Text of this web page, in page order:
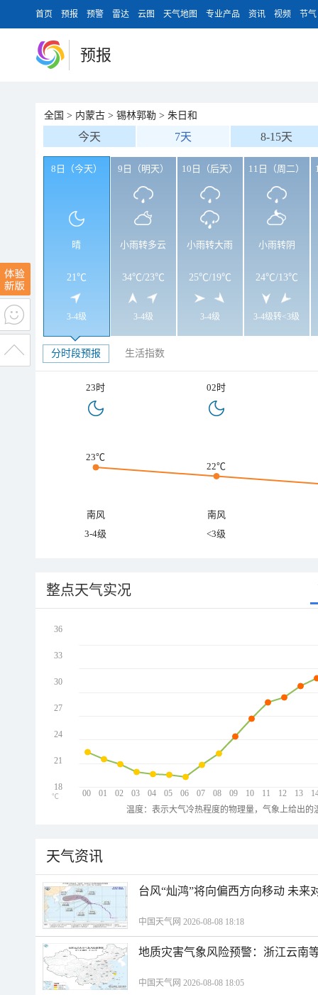
首页 预报 预警 雷达 云图 天气地图 专业产品 资讯 视频 节气
预报
全国 > 内蒙古 > 锡林郭勒 > 朱日和
今天 7天 8-15天
8日（今天）
晴
21℃
3-4级
9日（明天）
小雨转多云
34℃/23℃
3-4级
10日（后天）
小雨转大雨
25℃/19℃
3-4级
11日（周二）
小雨转阴
24℃/13℃
3-4级转<3级
分时段预报 生活指数
23时 02时
23℃
22℃
南风
南风
3-4级
<3级
整点天气实况
00 01 02 03 04 05 06 07 08 09 10 11 12 13
36
33
30
27
24
21
18
℃
温度：表示大气冷热程度的物理量，气象上给出
天气资讯
台风“灿鸿”将向偏西方向移动 未来
中国天气网 2026-08-08 18:18
地质灾害气象风险预警：浙江云南
中国天气网 2026-08-08 18:05